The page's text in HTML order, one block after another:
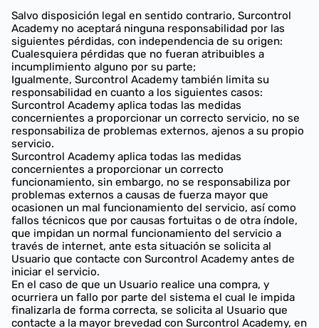
Salvo disposición legal en sentido contrario, Surcontrol
Academy no aceptará ninguna responsabilidad por las
siguientes pérdidas, con independencia de su origen:
Cualesquiera pérdidas que no fueran atribuibles a
incumplimiento alguno por su parte;
Igualmente, Surcontrol Academy también limita su
responsabilidad en cuanto a los siguientes casos:
Surcontrol Academy aplica todas las medidas
concernientes a proporcionar un correcto servicio, no se
responsabiliza de problemas externos, ajenos a su propio
servicio.
Surcontrol Academy aplica todas las medidas
concernientes a proporcionar un correcto
funcionamiento, sin embargo, no se responsabiliza por
problemas externos a causas de fuerza mayor que
ocasionen un mal funcionamiento del servicio, así como
fallos técnicos que por causas fortuitas o de otra índole,
que impidan un normal funcionamiento del servicio a
través de internet, ante esta situación se solicita al
Usuario que contacte con Surcontrol Academy antes de
iniciar el servicio.
En el caso de que un Usuario realice una compra, y
ocurriera un fallo por parte del sistema el cual le impida
finalizarla de forma correcta, se solicita al Usuario que
contacte a la mayor brevedad con Surcontrol Academy, en